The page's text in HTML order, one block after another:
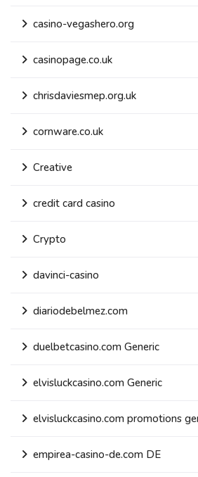
casino-vegashero.org
casinopage.co.uk
chrisdaviesmep.org.uk
cornware.co.uk
Creative
credit card casino
Crypto
davinci-casino
diariodebelmez.com
duelbetcasino.com Generic
elvisluckcasino.com Generic
elvisluckcasino.com promotions
empirea-casino-de.com DE